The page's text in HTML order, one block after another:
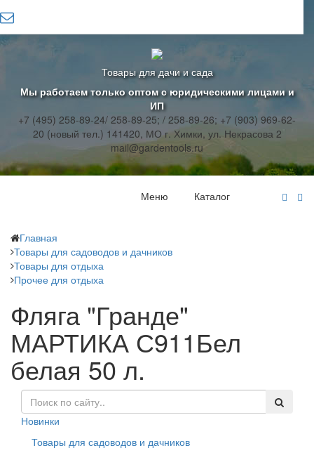
Товары для дачи и сада
Мы работаем только оптом с юридическими лицами и
ИП
+7 (495) 258-89-24/ 258-89-25; / 258-89-26; +7 (903) 969-62-
20 (новый тел.) 141420, МО г. Химки, ул. Некрасова 2
mail@gardentools.ru
Каталог
Меню
Главная
Товары для садоводов и дачников
Товары для отдыха
Прочее для отдыха
Фляга "Гранде"
МАРТИКА С911Бел
белая 50 л.
Новинки
Товары для садоводов и дачников